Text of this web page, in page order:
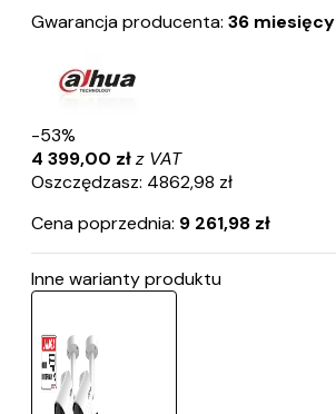
Gwarancja producenta: 36 miesięcy
-53%
4 399,00 złz VAT
Oszczędzasz: 4862,98 zł
Cena poprzednia: 9 261,98 zł
Inne warianty produktu